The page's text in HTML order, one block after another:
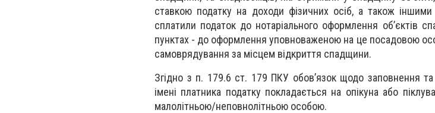
ставкою податку на доходи фізичних осіб, а також
сплатили податок до нотаріального оформлення об’єктів
пунктах - до оформлення уповноваженою на це посадовою
самоврядування за місцем відкриття спадщини.
Згідно з п. 179.6 ст. 179 ПКУ обов’язок щодо заповнення та
імені платника податку покладається на опікуна або
малолітньою/неповнолітньою особою.